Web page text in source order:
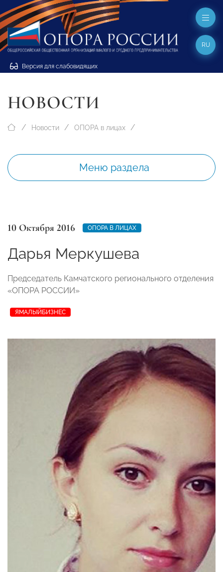
Версия для слабовидящих
RU
НОВОСТИ
Новости ОПОРА в лицах
Меню раздела
10 Октября 2016 ОПОРА В ЛИЦАХ
Дарья Меркушева
Председатель Камчатского регионального отделения
«ОПОРА РОССИИ»
ЯМАЛЫЙБИЗНЕС